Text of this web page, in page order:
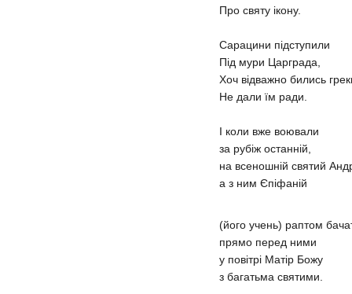
Про святу ікону.
Сарацини підступили
Під мури Царграда,
Хоч відважно бились
Не дали їм ради.
І коли вже воювали
за рубіж останній,
на всеношній святий
а з ним Єпіфаній
(його учень) раптом
прямо перед ними
у повітрі Матір Божу
з багатьма святими.